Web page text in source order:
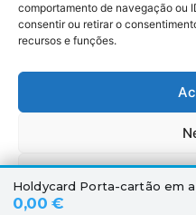
comportamento de navegação ou
consentir ou retirar o
recursos e funções.
Ver
Megaimprime © 2025 |
Todos os Direitos
0,00 €